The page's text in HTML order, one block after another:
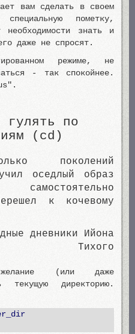
вам сделать в своем
специальную пометку,
знать и
даже не спросят.
режиме, не
- так спокойнее.
по
(cd)
поколений
оседлый образ
к кочевому
дневники Ийона
Тихого
(или даже
текущую директорию.